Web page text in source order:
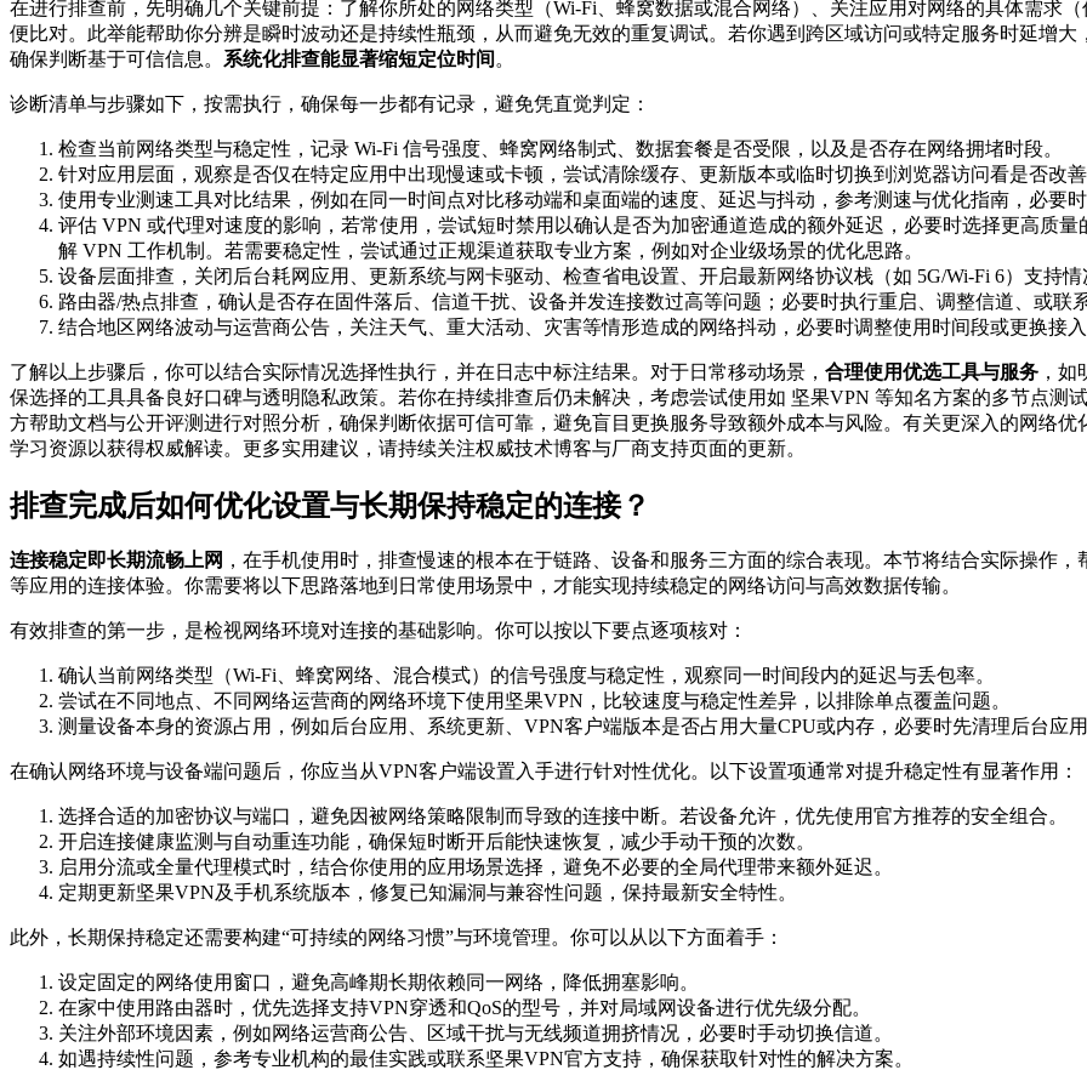
在进行排查前，先明确几个关键前提：了解你所处的网络类型（Wi‑Fi、蜂窝数据或混合网络）、关注应用对网络的具体需求
便比对。此举能帮助你分辨是瞬时波动还是持续性瓶颈，从而避免无效的重复调试。若你遇到跨区域访问或特定服务时延增
确保判断基于可信信息。 系统化排查能显著缩短定位时间 。
诊断清单与步骤如下，按需执行，确保每一步都有记录，避免凭直觉判定：
检查当前网络类型与稳定性，记录 Wi‑Fi 信号强度、蜂窝网络制式、数据套餐是否受限，以及是否存在网络拥堵时段。
针对应用层面，观察是否仅在特定应用中出现慢速或卡顿，尝试清除缓存、更新版本或临时切换到浏览器访问看是否改
使用专业测速工具对比结果，例如在同一时间点对比移动端和桌面端的速度、延迟与抖动，参考测速与优化指南，必要
评估 VPN 或代理对速度的影响，若常使用，尝试短时禁用以确认是否为加密通道造成的额外延迟，必要时选择更高质
解 VPN 工作机制。若需要稳定性，尝试通过正规渠道获取专业方案，例如对企业级场景的优化思路。
设备层面排查，关闭后台耗网应用、更新系统与网卡驱动、检查省电设置、开启最新网络协议栈（如 5G/Wi‑Fi 6）支持情
路由器/热点排查，确认是否存在固件落后、信道干扰、设备并发连接数过高等问题；必要时执行重启、调整信道、或联
结合地区网络波动与运营商公告，关注天气、重大活动、灾害等情形造成的网络抖动，必要时调整使用时间段或更换接
了解以上步骤后，你可以结合实际情况选择性执行，并在日志中标注结果。对于日常移动场景， 合理使用优选工具与服务 ，
保选择的工具具备良好口碑与透明隐私政策。若你在持续排查后仍未解决，考虑尝试使用如 坚果VPN 等知名方案的多节点测
方帮助文档与公开评测进行对照分析，确保判断依据可信可靠，避免盲目更换服务导致额外成本与风险。有关更深入的网络优
学习资源以获得权威解读。更多实用建议，请持续关注权威技术博客与厂商支持页面的更新。
排查完成后如何优化设置与长期保持稳定的连接？
连接稳定即长期流畅上网 ，在手机使用时，排查慢速的根本在于链路、设备和服务三方面的综合表现。本节将结合实际操作
等应用的连接体验。你需要将以下思路落地到日常使用场景中，才能实现持续稳定的网络访问与高效数据传输。
有效排查的第一步，是检视网络环境对连接的基础影响。你可以按以下要点逐项核对：
确认当前网络类型（Wi‑Fi、蜂窝网络、混合模式）的信号强度与稳定性，观察同一时间段内的延迟与丢包率。
尝试在不同地点、不同网络运营商的网络环境下使用坚果VPN，比较速度与稳定性差异，以排除单点覆盖问题。
测量设备本身的资源占用，例如后台应用、系统更新、VPN客户端版本是否占用大量CPU或内存，必要时先清理后台应
在确认网络环境与设备端问题后，你应当从VPN客户端设置入手进行针对性优化。以下设置项通常对提升稳定性有显著作用：
选择合适的加密协议与端口，避免因被网络策略限制而导致的连接中断。若设备允许，优先使用官方推荐的安全组合。
开启连接健康监测与自动重连功能，确保短时断开后能快速恢复，减少手动干预的次数。
启用分流或全量代理模式时，结合你使用的应用场景选择，避免不必要的全局代理带来额外延迟。
定期更新坚果VPN及手机系统版本，修复已知漏洞与兼容性问题，保持最新安全特性。
此外，长期保持稳定还需要构建“可持续的网络习惯”与环境管理。你可以从以下方面着手：
设定固定的网络使用窗口，避免高峰期长期依赖同一网络，降低拥塞影响。
在家中使用路由器时，优先选择支持VPN穿透和QoS的型号，并对局域网设备进行优先级分配。
关注外部环境因素，例如网络运营商公告、区域干扰与无线频道拥挤情况，必要时手动切换信道。
如遇持续性问题，参考专业机构的最佳实践或联系坚果VPN官方支持，确保获取针对性的解决方案。